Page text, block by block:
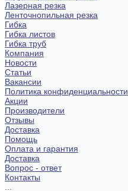
Лазерная резка
Ленточнопильная резка
Гибка
Гибка листов
Гибка труб
Компания
Новости
Статьи
Вакансии
Политика конфиденциальности
Акции
Производители
Отзывы
Доставка
Помощь
Оплата и гарантия
Доставка
Вопрос - ответ
Контакты